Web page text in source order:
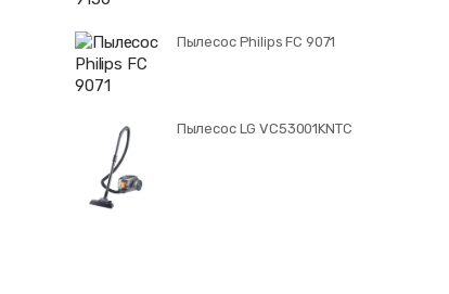
Пылесос Philips FC 9071
Пылесос LG VC53001KNTC